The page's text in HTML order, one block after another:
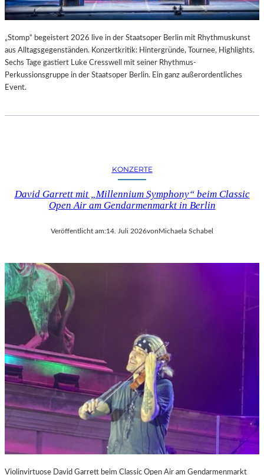
„Stomp“ begeistert 2026 live in der Staatsoper Berlin mit Rhythmuskunst
aus Alltagsgegenständen. Konzertkritik: Hintergründe, Tournee, Highlights.
Sechs Tage gastiert Luke Cresswell mit seiner Rhythmus-
Perkussionsgruppe in der Staatsoper Berlin. Ein ganz außerordentliches
Event.
KONZERTE
David Garrett mit „Millennium Symphony“ beim Classic
Open Air am Gendarmenmarkt in Berlin
Veröffentlicht am:14. Juli 2026vonMichaela Schabel
Violinvirtuose David Garrett beim Classic Open Air am Gendarmenmarkt